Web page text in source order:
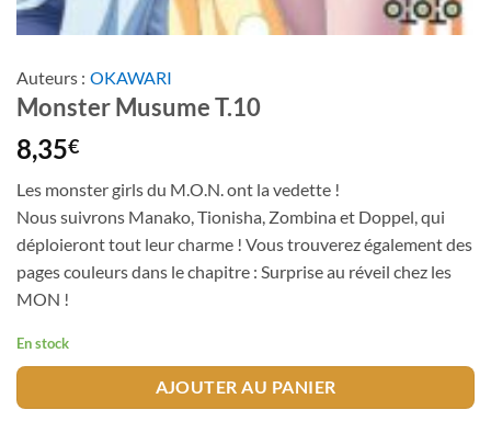
Auteurs : OKAWARI
Monster Musume T.10
8,35€
Les monster girls du M.O.N. ont la vedette !
Nous suivrons Manako, Tionisha, Zombina et Doppel, qui
déploieront tout leur charme ! Vous trouverez également des
pages couleurs dans le chapitre : Surprise au réveil chez les
MON !
En stock
AJOUTER AU PANIER